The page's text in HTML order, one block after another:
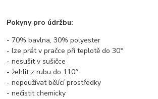
Pokyny pro údržbu:
- 70% bavlna, 30% polyester
- lze prát v pračce při teplotě do 30°
- nesušit v sušičce
- žehlit z rubu do 110°
- nepoužívat bělící prostředky
- nečistit chemicky